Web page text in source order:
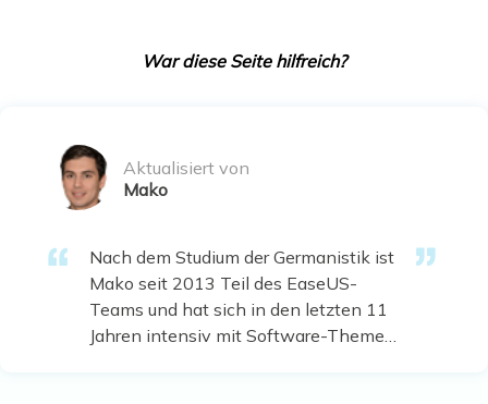
War diese Seite hilfreich?
Aktualisiert von
Mako
Nach dem Studium der Germanistik ist
Mako seit 2013 Teil des EaseUS-
Teams und hat sich in den letzten 11
Jahren intensiv mit Software-Themen